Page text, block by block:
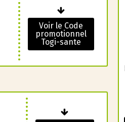
Voir le Code
promotionnel
Togi-sante